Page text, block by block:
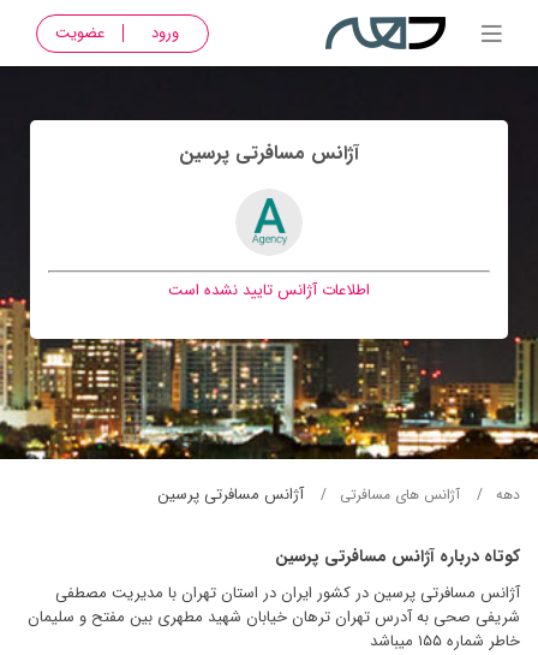
ورود عضویت
آژانس مسافرتی پرسين
اطلاعات آژانس تایید نشده است
دهه آژانس های مسافرتی آژانس مسافرتی پرسين
کوتاه درباره آژانس مسافرتی پرسين
آژانس مسافرتی پرسين در کشور ایران در استان تهران با مدیریت مصطفی
شریفی صحی به آدرس تهران ترهان خیابان شهید مطهری بین مفتح و سلیمان
خاطر شماره ۱۵۵ میباشد